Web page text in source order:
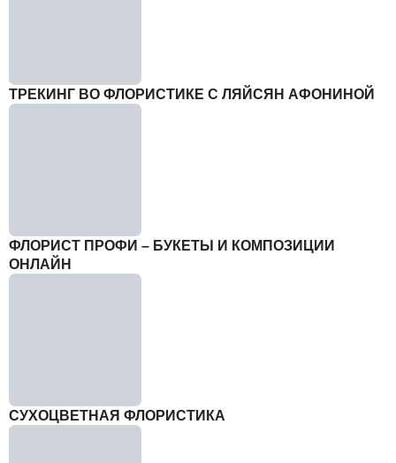
ТРЕКИНГ ВО ФЛОРИСТИКЕ С ЛЯЙСЯН АФОНИНОЙ
ФЛОРИСТ ПРОФИ – БУКЕТЫ И КОМПОЗИЦИИ
ОНЛАЙН
СУХОЦВЕТНАЯ ФЛОРИСТИКА